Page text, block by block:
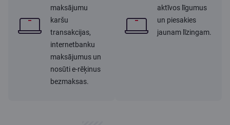
maksājumu
karšu
transakcijas,
internetbanku
maksājumus un
nosūti e-rēķinus
bezmaksas.
aktīvos līgumus
un piesakies
jaunam līzingam.